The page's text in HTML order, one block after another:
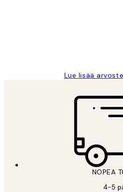
Lue lisää
NOPEA
4-5